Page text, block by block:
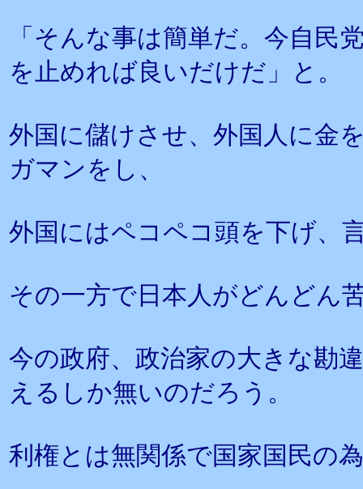
「そんな事は簡単だ。今自民
を止めれば良いだけだ」と。
外国に儲けさせ、外国人に金
ガマンをし、
外国にはペコペコ頭を下げ、
その一方で日本人がどんどん
今の政府、政治家の大きな勘
えるしか無いのだろう。
利権とは無関係で国家国民の